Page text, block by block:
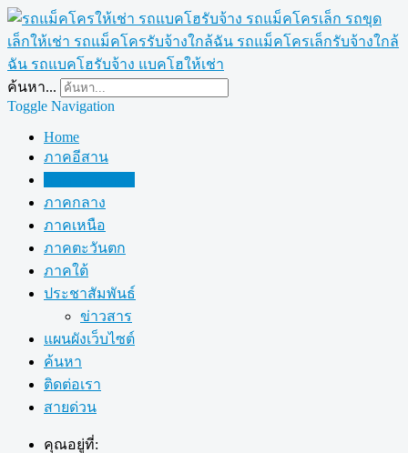
ค้นหา...
Toggle Navigation
Home
ภาคอีสาน
ภาคกลาง
ภาคเหนือ
ภาคตะวันตก
ภาคใต้
ประชาสัมพันธ์
ข่าวสาร
แผนผังเว็บไซต์
ค้นหา
ติดต่อเรา
สายด่วน
คุณอยู่ที่: